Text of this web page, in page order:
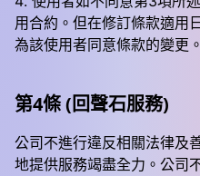
用合約。但在修訂條款適用
為該使用者同意條款的變更。
第4條 (回聲石服務)
公司不進行違反相關法律及
地提供服務竭盡全力。公司